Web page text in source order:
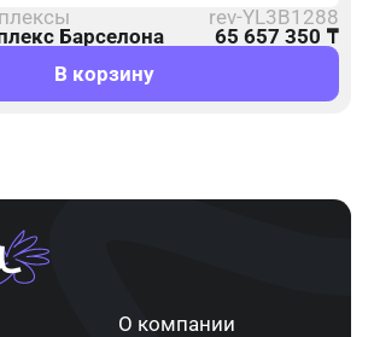
rev-YL3B1288
Барселона
65 657 350 ₸
В корзину
О компании